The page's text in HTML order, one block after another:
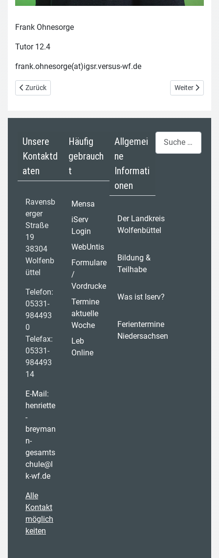
Frank Ohnesorge
Tutor 12.4
frank.ohnesorge(at)igsr.versus-wf.de
Vorheriger Beitrag: Isabel Voß
Zurück Nächster
Weiter
Unsere
Kontaktd
aten
Ravensb
erger
Straße
19
38304
Wolfenb
üttel
Telefon:
05331-
984493
0
Telefax:
05331-
984493
14
E-Mail:
henriette
-
breyman
n-
gesamts
chule@l
k-wf.de
Alle
Kontakt
möglich
keiten
Häufig
gebrauch
t
Mensa
iServ
Login
WebUntis
Formulare
/
Vordrucke
Termine
aktuelle
Woche
Leb
Online
Allgemei
ne
Informati
onen
Der Landkreis
Wolfenbüttel
Bildung &
Teilhabe
Was ist Iserv?
Ferientermine
Niedersachsen
Suchen